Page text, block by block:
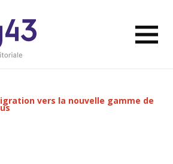
vers la nouvelle gamme de